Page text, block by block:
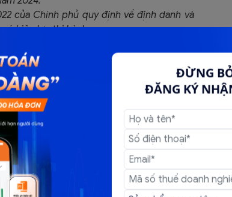
ĐỪNG
ĐĂNG KÝ
của Chính phủ quy định về định danh và
hiệu lực thi hành.
hệ thống thông tin giải quyết thủ tục
đến hết ngày 30 tháng 6 năm 2024.
gia, hệ thống thông tin giải quyết thủ tục
sử dụng đến hết ngày 30 tháng 6 năm
kinh doanh dịch vụ xác thực điện tử
ngày 05 tháng 9 năm 2022 về định danh
theo quy định.
độ 02 trước thời điểm Nghị định này có
nhiệm tạo lập và hiển thị căn cước điện tử
từ ngày 01 tháng 7 năm 2024.